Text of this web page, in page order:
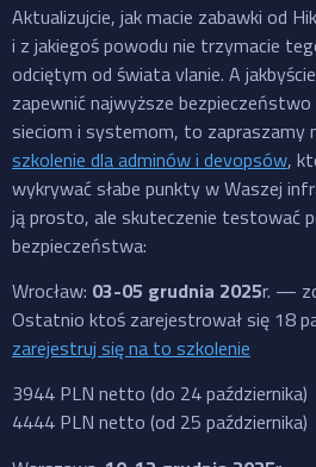
Aktualizujcie, jak macie zabawki od
i z jakiegoś powodu nie trzymacie
odciętym od świata vlanie. A
zapewnić najwyższe
sieciom i systemom, to zapraszamy
szkolenie dla adminów i devopsów,
wykrywać słabe punkty w Waszej
ją prosto, ale skuteczenie testować
bezpieczeństwa:
Wrocław: 03-05 grudnia 2025r. —
Ostatnio ktoś zarejestrował się 18
zarejestruj się na to szkolenie
3944 PLN netto (do 24 października)
4444 PLN netto (od 25 października)